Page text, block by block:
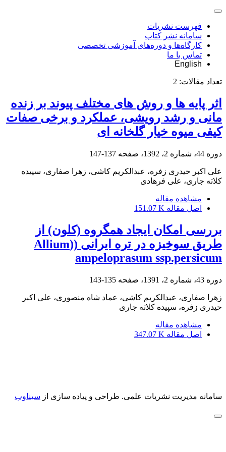
فهرست نشریات
سامانه نشر کتاب
کارگاه‌ها و دوره‌های آموزشی تخصصی
تماس با ما
English
تعداد مقالات: 2
اثر پایه ها و روش های مختلف پیوند بر زنده
مانی و رشد رویشی، عملکرد و برخی صفات
کیفی میوه خیار گلخانه ای
دوره 44، شماره 2، 1392، صفحه 137-147
علی اکبر حیدری زفره، عبدالکریم کاشی، زهرا صفاری، سپیده
کلاته جاری، علی فرهادی
مشاهده مقاله
اصل مقاله 151.07 K
بررسی امکان ایجاد همگروه (کلون) از
طریق سوخیزه در تره ایرانی ((Allium
ampeloprasum ssp.persicum
دوره 43، شماره 2، 1391، صفحه 135-143
زهرا صفاری، عبدالکریم کاشی، عماد شاه منصوری، علی اکبر
حیدری زفره، سپیده کلاته جاری
مشاهده مقاله
اصل مقاله 347.07 K
سامانه مدیریت نشریات علمی. طراحی و پیاده سازی از سیناوب